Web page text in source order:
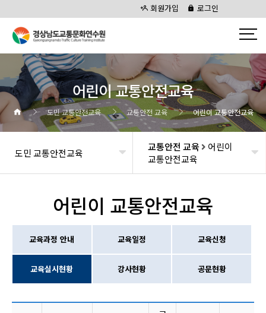
회원가입 로그인
어린이 교통안전교육
도민 교통안전교육 교통안전 교육 어린이 교통안전교육
도민 교통안전교육 교통안전 교육
어린이
교통안전교육
어린이 교통안전교육
교육과정 안내 교육일정 교육신청
교육실시현황 강사현황 공문현황